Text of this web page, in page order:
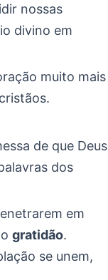
nossas
divino em
muito mais
de que Deus
dos
em
gratidão.
se unem,